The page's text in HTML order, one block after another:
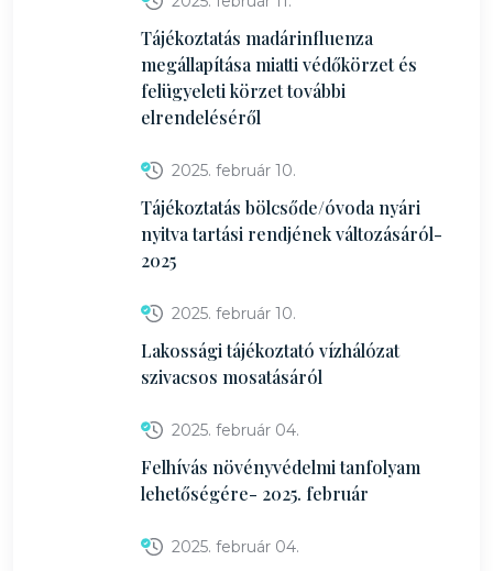
Tájékoztatás madárinfluenza
megállapítása miatti védőkörzet és
felügyeleti körzet további
elrendeléséről
2025. február 10.
Tájékoztatás bölcsőde/óvoda nyári
nyitva tartási rendjének változásáról-
2025
2025. február 10.
Lakossági tájékoztató vízhálózat
szivacsos mosatásáról
2025. február 04.
Felhívás növényvédelmi tanfolyam
lehetőségére- 2025. február
2025. február 04.